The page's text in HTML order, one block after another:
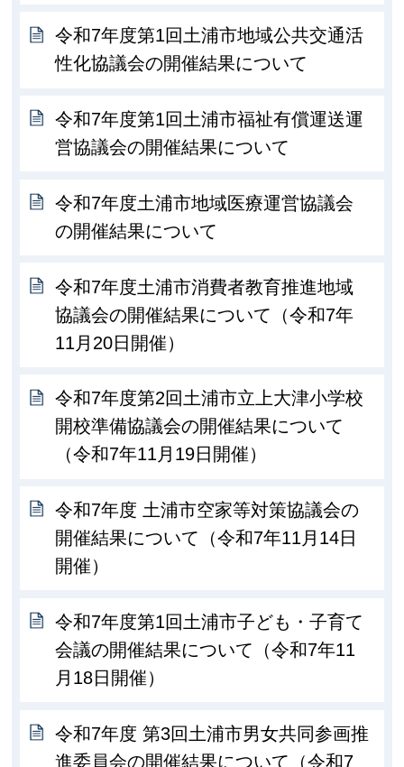
令和7年度第1回土浦市地域公共交通活
性化協議会の開催結果について
令和7年度第1回土浦市福祉有償運送運
営協議会の開催結果について
令和7年度土浦市地域医療運営協議会
の開催結果について
令和7年度土浦市消費者教育推進地域
協議会の開催結果について（令和7年
11月20日開催）
令和7年度第2回土浦市立上大津小学校
開校準備協議会の開催結果について
（令和7年11月19日開催）
令和7年度 土浦市空家等対策協議会の
開催結果について（令和7年11月14日
開催）
令和7年度第1回土浦市子ども・子育て
会議の開催結果について（令和7年11
月18日開催）
令和7年度 第3回土浦市男女共同参画推
進委員会の開催結果について（令和7